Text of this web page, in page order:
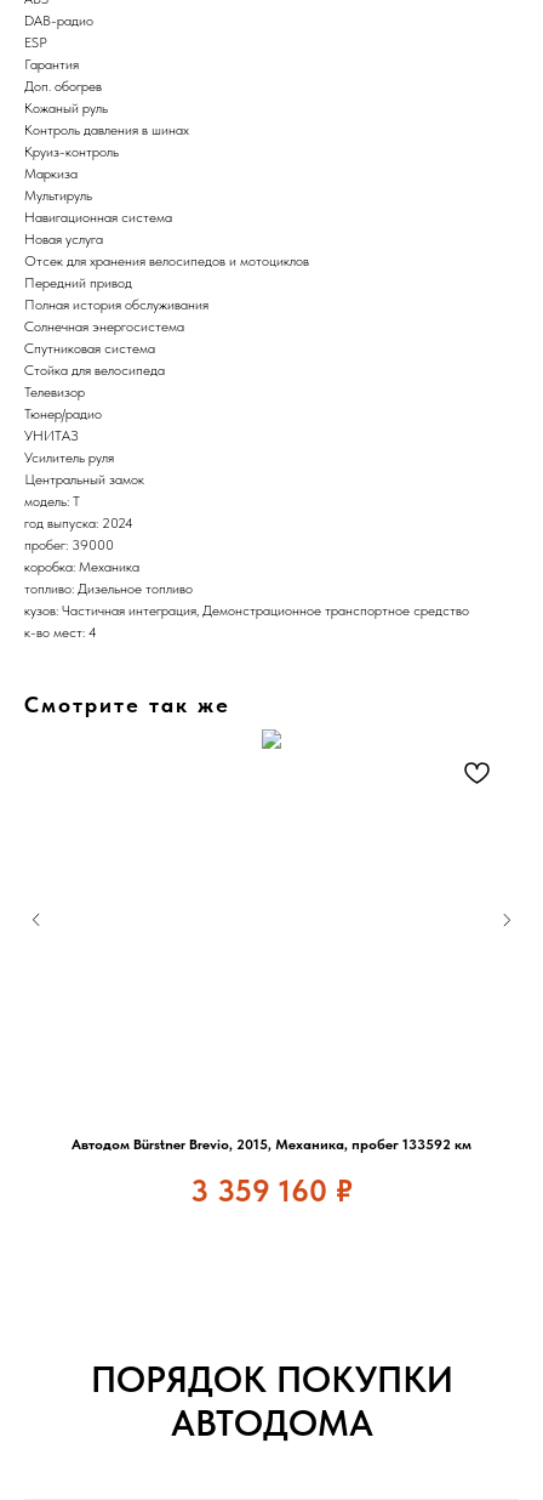
DAB-радио
ESP
Гарантия
Доп. обогрев
Кожаный руль
Контроль давления в шинах
Круиз-контроль
Маркиза
Мультируль
Навигационная система
Новая услуга
Отсек для хранения велосипедов и мотоциклов
Передний привод
Полная история обслуживания
Солнечная энергосистема
Спутниковая система
Стойка для велосипеда
Телевизор
Тюнер/радио
УНИТАЗ
Усилитель руля
Центральный замок
модель: T
год выпуска: 2024
пробег: 39000
коробка: Механика
топливо: Дизельное топливо
кузов: Частичная интеграция, Демонстрационное транспортное средство
к-во мест: 4
Смотрите так же
Автодом Bürstner Brevio, 2015, Механика, пробег 133592 км
3 359 160 ₽
ПОРЯДОК ПОКУПКИ
АВТОДОМА